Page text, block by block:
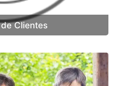
Clientes